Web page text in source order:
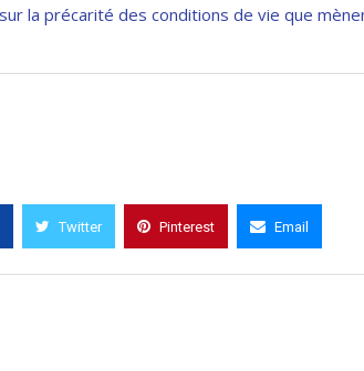
la précarité des conditions de vie que
Twitter Pinterest Email